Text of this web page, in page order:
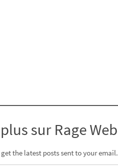
sur Rage
the latest posts sent to your email.